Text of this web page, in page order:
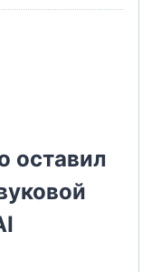
оставил